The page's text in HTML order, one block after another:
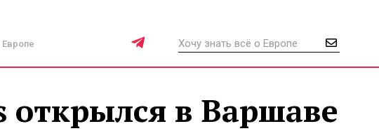
Европе
открылся в Варшаве